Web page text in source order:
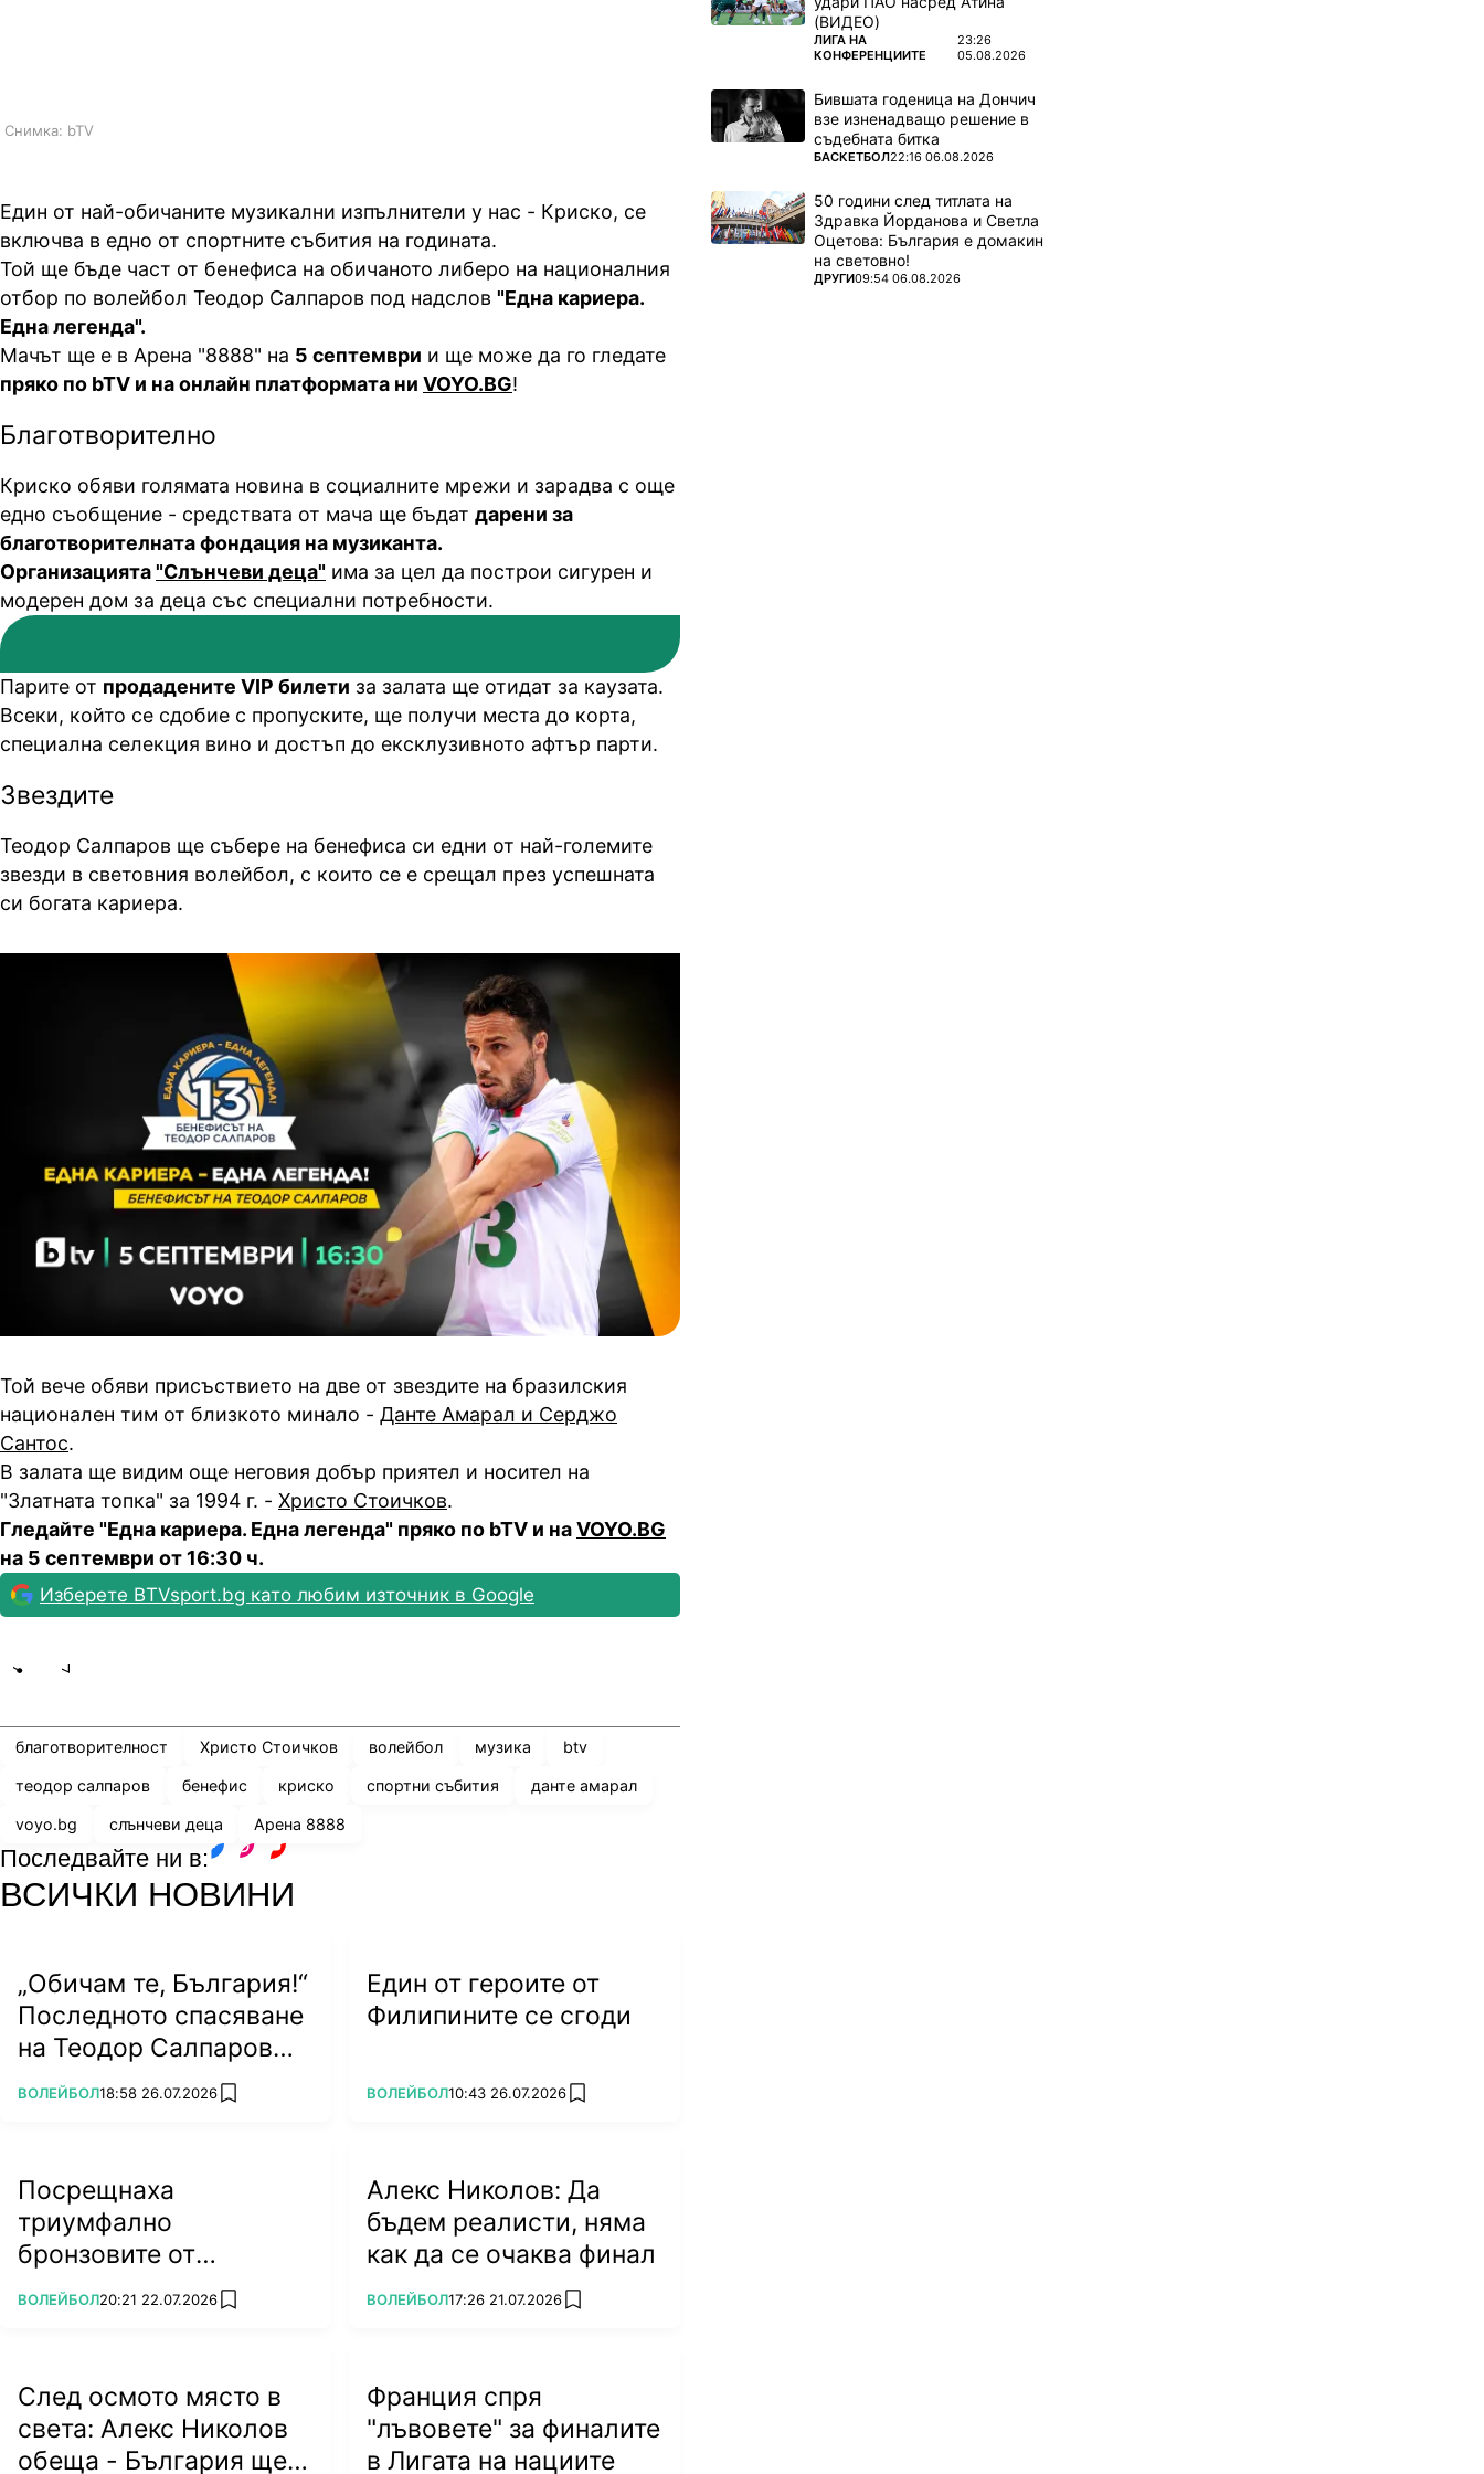
Снимка: bTV
Един от най-обичаните музикални изпълнители у нас - Криско, се
включва в едно от спортните събития на годината.
Той ще бъде част от бенефиса на обичаното либеро на националния
отбор по волейбол Теодор Салпаров под надслов "Една кариера.
Една легенда".
Мачът ще е в Арена "8888" на 5 септември и ще може да го гледате
пряко по bTV и на онлайн платформата ни VOYO.BG!
Благотворително
Криско обяви голямата новина в социалните мрежи и зарадва с още
едно съобщение - средствата от мача ще бъдат дарени за
благотворителната фондация на музиканта.
Организацията"Слънчеви деца" има за цел да построи сигурен и
модерен дом за деца със специални потребности.
Парите от продадените VIP билети за залата ще отидат за каузата.
Всеки, който се сдобие с пропуските, ще получи места до корта,
специална селекция вино и достъп до ексклузивното афтър парти.
Звездите
Теодор Салпаров ще събере на бенефиса си едни от най-големите
звезди в световния волейбол, с които се е срещал през успешната
си богата кариера.
Той вече обяви присъствието на две от звездите на бразилския
национален тим от близкото минало - Данте Амарал и Серджо
Сантос.
В залата ще видим още неговия добър приятел и носител на
"Златната топка" за 1994 г. - Христо Стоичков.
Гледайте "Една кариера. Една легенда" пряко по bTV и наVOYO.BG
на 5 септември от 16:30 ч.
Изберете BTVsport.bg като любим източник в Google
благотворителност Христо Стоичков волейбол музика btv
теодор салпаров бенефис криско спортни събития данте амарал
voyo.bg слънчеви деца Арена 8888
Последвайте ни в:
ВСИЧКИ НОВИНИ
„Обичам те, България!“
Последното спасяване
на Теодор Салпаров
пряко по bTV на 5
септември (ВИДЕО)
ПОВЕЧЕ ОТ
ВОЛЕЙБОЛ18:58 26.07.2026 add favorites
Един от героите от
Филипините се сгоди
ПОВЕЧЕ ОТ
ВОЛЕЙБОЛ10:43 26.07.2026 add favorites
Посрещнаха
триумфално
бронзовите от
Евроволей 2026
ПОВЕЧЕ ОТ
ВОЛЕЙБОЛ20:21 22.07.2026 add favorites
Алекс Николов: Да
бъдем реалисти, няма
как да се очаква финал
ПОВЕЧЕ ОТ
ВОЛЕЙБОЛ17:26 21.07.2026 add favorites
След осмото място в
света: Алекс Николов
обеща - България ще
Франция спря
"лъвовете" за финалите
в Лигата на нациите
(ВИДЕО)
ПОВЕЧЕ ОТ
ЛИГА НА
КОНФЕРЕНЦИИТЕ
23:26
05.08.2026
Бившата годеница на Дончич
взе изненадващо решение в
съдебната битка
ПОВЕЧЕ ОТ
БАСКЕТБОЛ22:16 06.08.2026
50 години след титлата на
Здравка Йорданова и Светла
Оцетова: България е домакин
на световно!
ПОВЕЧЕ ОТ
ДРУГИ09:54 06.08.2026